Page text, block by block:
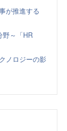
が推進する
野～「HR
ノロジーの影